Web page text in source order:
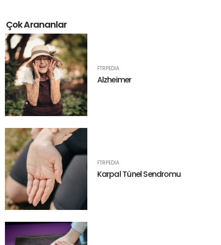
Çok Arananlar
FTRPEDIA
Alzheimer
FTRPEDIA
Karpal Tünel Sendromu